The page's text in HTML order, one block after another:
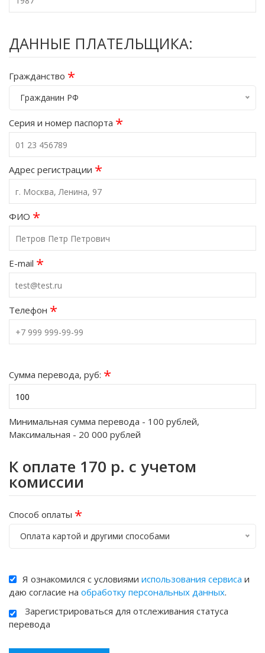
ДАННЫЕ ПЛАТЕЛЬЩИКА:
Гражданство *
Гражданин РФ
Серия и номер паспорта *
Адрес регистрации *
ФИО *
E-mail *
Телефон *
Сумма перевода, руб: *
Минимальная сумма перевода - 100 рублей,
Максимальная - 20 000 рублей
К оплате 170 р. с учетом
комиссии
Способ оплаты *
Оплата картой и другими способами
Я ознакомился с условиями использования сервиса и
даю согласие на обработку персональных данных.
Зарегистрироваться для отслеживания статуса
перевода